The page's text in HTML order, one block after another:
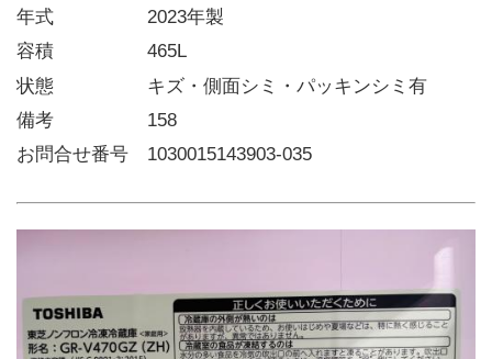
年式     2023年製
容積     465L
状態     キズ・側面シミ・パッキンシミ有
備考     158
お問合せ番号 1030015143903-035